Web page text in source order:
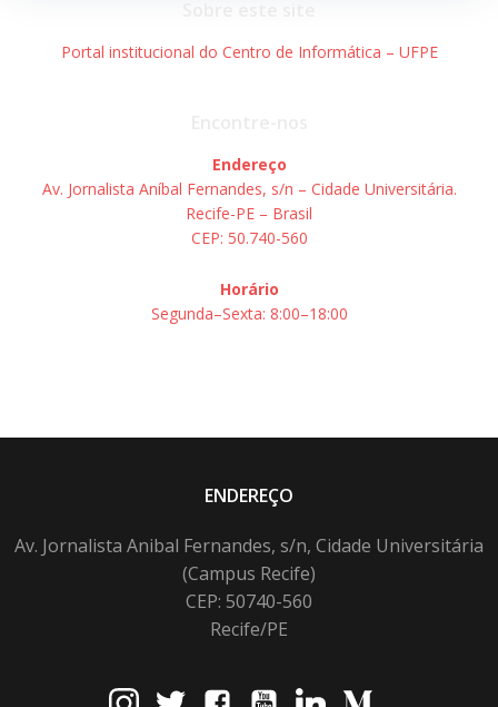
Portal institucional do Centro de Informática – UFPE
Endereço
Av. Jornalista Aníbal Fernandes, s/n – Cidade Universitária.
Recife-PE – Brasil
CEP: 50.740-560
Horário
Segunda–Sexta: 8:00–18:00
ENDEREÇO
Av. Jornalista Anibal Fernandes, s/n, Cidade Universitária
(Campus Recife)
CEP: 50740-560
Recife/PE